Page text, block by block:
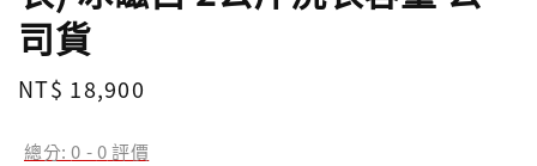
司貨
Regular
NT$ 18,900
總分:0 -0評價